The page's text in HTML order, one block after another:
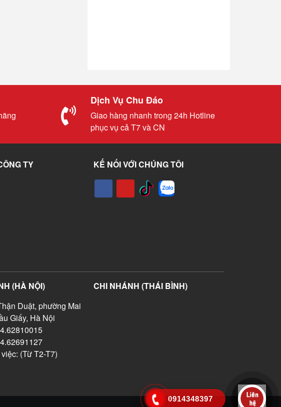
Dịch Vụ Chu Đáo
Giao hàng nhanh trong 24h Hotline
phục vụ cả T7 và CN
TY KẾ NỐI VỚI CHÚNG TÔI
(HÀ NỘI)
Duật, phường Mai
Giấy, Hà Nội
(Từ T2-T7)
CHI NHÁNH (THÁI BÌNH)
0914348397